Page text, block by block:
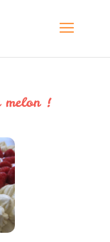
melon !